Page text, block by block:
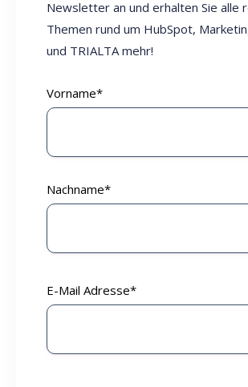
Newsletter an und erhalten Sie alle
Themen rund um HubSpot,
und TRIALTA mehr!
Vorname*
Nachname*
E-Mail Adresse*